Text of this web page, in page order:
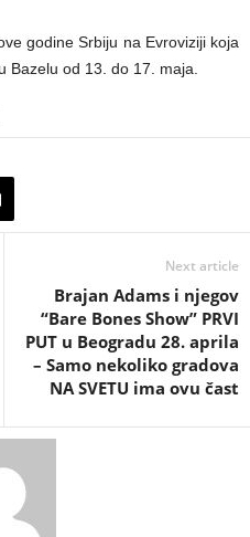
godine Srbiju na Evroviziji koja
Bazelu od 13. do 17. maja.
Next article
Brajan Adams i njegov
“Bare Bones Show” PRVI
PUT u Beogradu 28. aprila
– Samo nekoliko gradova
NA SVETU ima ovu čast